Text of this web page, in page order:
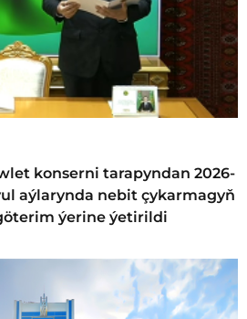
konserni tarapyndan 2026-
aýlarynda nebit çykarmagyň
ýerine ýetirildi